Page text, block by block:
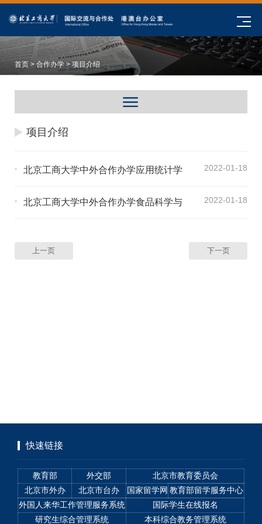
首页> 合作办学> 项目介绍
项目介绍
2022-01-18
北京工商大学中外合作办学应用统计学
2022-01-18
北京工商大学中外合作办学食品科学与
上一页 下一页
快速链接
教育部 外交部
北京市教育委员会
北京市外办
北京市台办 国家留学网 教育部留学服务中心
外国人来华工作管理服务系统
国际学生在线报名
研究生综合管理系统
本科综合教务管理系统